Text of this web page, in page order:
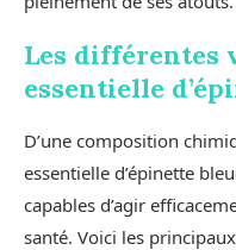
Les différentes
essentielle
D’une composition
essentielle d’épinette
capables d’agir
santé. Voici les